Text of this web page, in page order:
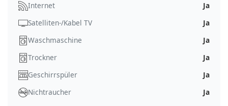
Internet
Ja
Satelliten-/Kabel TV
Ja
Waschmaschine
Ja
Trockner
Ja
Geschirrspüler
Ja
Nichtraucher
Ja